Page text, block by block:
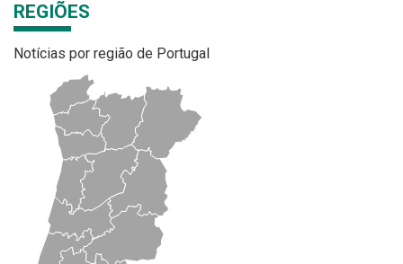
REGIÕES
Notícias por região de Portugal